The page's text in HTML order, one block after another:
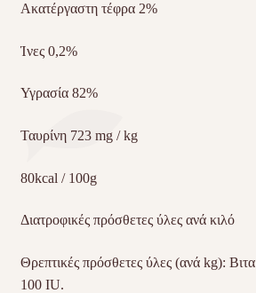
Ακατέργαστη τέφρα 2%
Ίνες 0,2%
Υγρασία 82%
Ταυρίνη 723 mg / kg
80kcal / 100g
Διατροφικές πρόσθετες ύλες ανά κιλό
Θρεπτικές πρόσθετες ύλες (ανά kg):
100 IU.